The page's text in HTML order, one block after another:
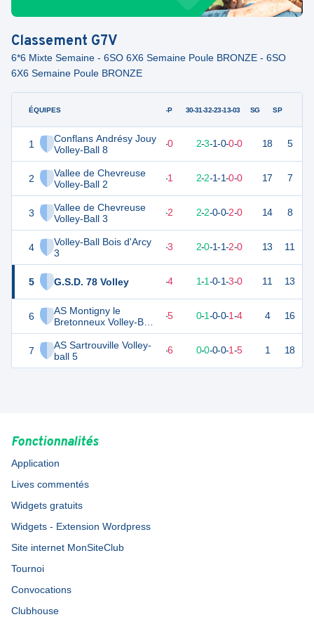
Classement G7V
6*6 Mixte Semaine - 6SO 6X6 Semaine Poule BRONZE - 6SO
6X6 Semaine Poule BRONZE
ÉQUIPES
1
Conflans Andrésy Jouy
Volley-Ball 8
2
Vallee de Chevreuse
Volley-Ball 2
3
Vallee de Chevreuse
Volley-Ball 3
4
Volley-Ball Bois d'Arcy
3
5 G.S.D. 78 Volley
6
AS Montigny le
Bretonneux Volley-Ball
2
7
AS Sartrouville Volley-
ball 5
G-P 30-31-32-23-13-03 SG SP
17 6 -0 2-3-1-0-0-0 18 5
15 6 -1 2-2-1-1-0-0 17 7
12 6 -2 2-2-0-0-2-0 14 8
9 6 -3 2-0-1-1-2-0 13 11
7 -4 1-1-0-1-3-0 11 13
3 6 -5 0-1-0-0-1-4 4 16
0 6 -6 0-0-0-0-1-5 1 18
Fonctionnalités
Application
Lives commentés
Widgets gratuits
Widgets - Extension Wordpress
Site internet MonSiteClub
Tournoi
Convocations
Clubhouse